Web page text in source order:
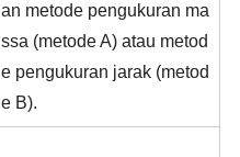
an metode pengukuran ma
ssa (metode A) atau metod
e pengukuran jarak (metod
e B).